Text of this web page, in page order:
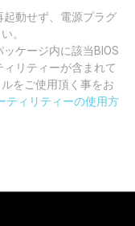
起動せず、電源プラグ
。
ケージ内に該当BIOS
リティーが含まれて
をご使用頂く事をお
ティリティーの使用方